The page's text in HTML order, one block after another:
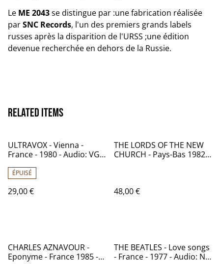
Le ME 2043se distingue par :une fabrication réalisée
parSNC Records, l'un des premiers grands labels
russes après la disparition de l'URSS ;une édition
devenue recherchée en dehors de la Russie.
Related items
ULTRAVOX - Vienna -
France - 1980 - Audio: VG+
ÉPUISÉ
29,00 €
THE LORDS OF THE NEW
CHURCH - Pays-Bas 1982 -
48,00 €
CHARLES AZNAVOUR -
Eponyme - France 1985 -
THE BEATLES - Love songs
- France - 1977 - Audio: NM